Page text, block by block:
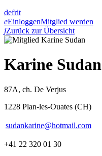
defrit
eEinloggenMitglied werden
jZurück zur Übersicht
Karine Sudan
87A, ch. De Verjus
1228 Plan-les-Ouates (CH)
sudankarine@hotmail.com
+41 22 320 01 30